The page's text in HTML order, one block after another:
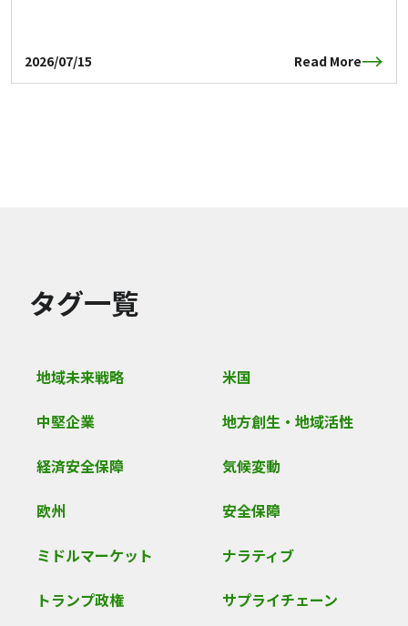
2026/07/15 Read More
タグ一覧
地域未来戦略 米国
中堅企業 地方創生・地域活性
経済安全保障 気候変動
欧州 安全保障
ミドルマーケット ナラティブ
トランプ政権 サプライチェーン